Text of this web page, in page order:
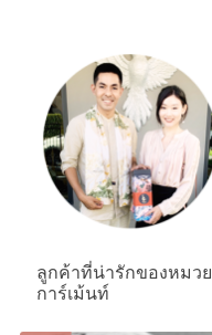
ลูกค้าที่น่ารักของหมวย
การ์เม้นท์